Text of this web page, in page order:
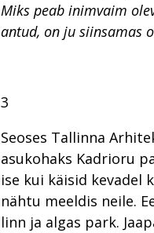
Miks peab inimvaim
antud, on ju siinsamas
3
Seoses Tallinna
asukohaks Kadrioru
ise kui käisid kevadel
nähtu meeldis neile.
linn ja algas park.